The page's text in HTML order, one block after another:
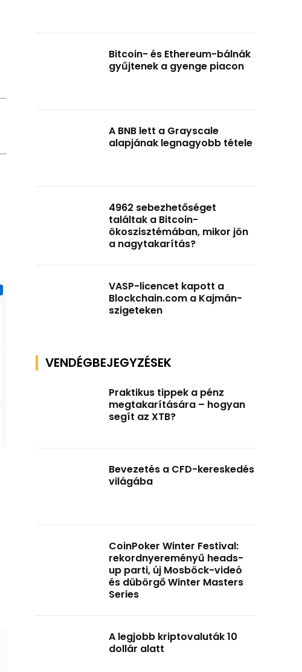
Bitcoin- és Ethereum-bálnák
gyűjtenek a gyenge piacon
A BNB lett a Grayscale
alapjának legnagyobb tétele
4962 sebezhetőséget
találtak a Bitcoin-
ökoszisztémában, mikor jön
a nagytakarítás?
VASP-licencet kapott a
Blockchain.com a Kajmán-
szigeteken
VENDÉGBEJEGYZÉSEK
Praktikus tippek a pénz
megtakarítására – hogyan
segít az XTB?
Bevezetés a CFD-kereskedés
világába
CoinPoker Winter Festival:
rekordnyereményű heads-
up parti, új Mosböck-videó
és dübörgő Winter Masters
Series
A legjobb kriptovaluták 10
dollár alatt